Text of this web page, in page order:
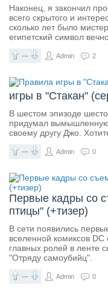
Наконец, я закончил
всего скрытого и
сколько лет было
египетский символ
— Admin 2
игры в "Стакан"
В шестом эпизоде
придумал вымышленную
своему другу Джо.
— Admin 0
Первые кадры со
птицы" (+тизер)
В сети появились
вселенной комиксов
главных ролей в ленте
"Отряду самоубийц".
— Admin 0